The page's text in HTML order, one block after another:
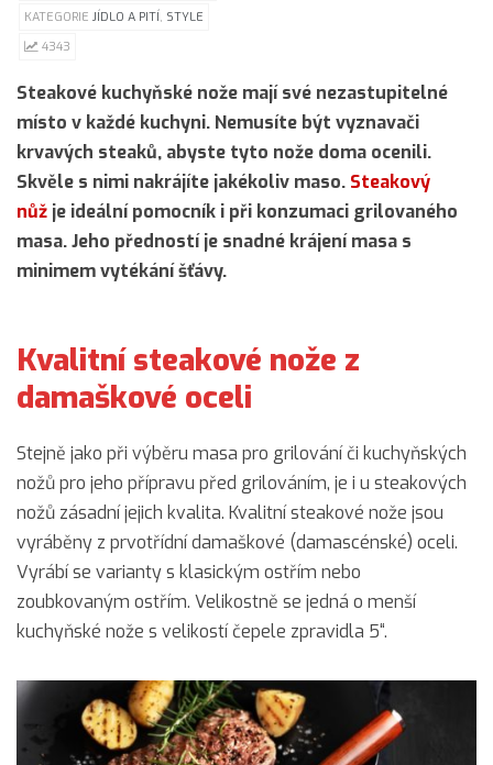
KATEGORIE JÍDLO A PITÍ, STYLE
4343
Steakové kuchyňské nože mají své nezastupitelné
místo v každé kuchyni. Nemusíte být vyznavači
krvavých steaků, abyste tyto nože doma ocenili.
Skvěle s nimi nakrájíte jakékoliv maso. Steakový
nůž je ideální pomocník i při konzumaci grilovaného
masa. Jeho předností je snadné krájení masa s
minimem vytékání šťávy.
Kvalitní steakové nože z
damaškové oceli
Stejně jako při výběru masa pro grilování či kuchyňských
nožů pro jeho přípravu před grilováním, je i u steakových
nožů zásadní jejich kvalita. Kvalitní steakové nože jsou
vyráběny z prvotřídní damaškové (damascénské) oceli.
Vyrábí se varianty s klasickým ostřím nebo
zoubkovaným ostřím. Velikostně se jedná o menší
kuchyňské nože s velikostí čepele zpravidla 5“.